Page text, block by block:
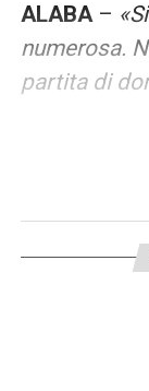
ALABA–
numerosa.
partita di
RINNOVI
«Vogliamo
di tutti, per